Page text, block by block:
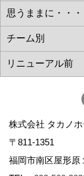
株式会社 タカノホ
〒811-1351
福岡市南区屋形